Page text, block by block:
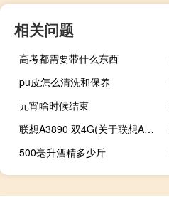
相关问题
高考都需要带什么东西
pu皮怎么清洗和保养
元宵啥时候结束
联想A3890 双4G(关于联想A3890 双4G简述)
500毫升酒精多少斤